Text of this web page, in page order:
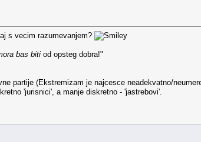
s vecim razumevanjem?
bas biti od opsteg dobra!"
partije (Ekstremizam je najcesce neadekvatno/
'jurisnici', a manje diskretno - 'jastrebovi'.